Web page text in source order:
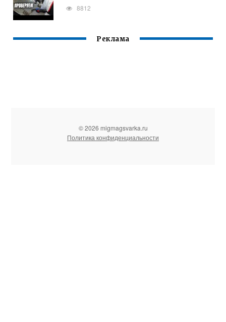
8812
Реклама
© 2026 migmagsvarka.ru
Политика конфиденциальности